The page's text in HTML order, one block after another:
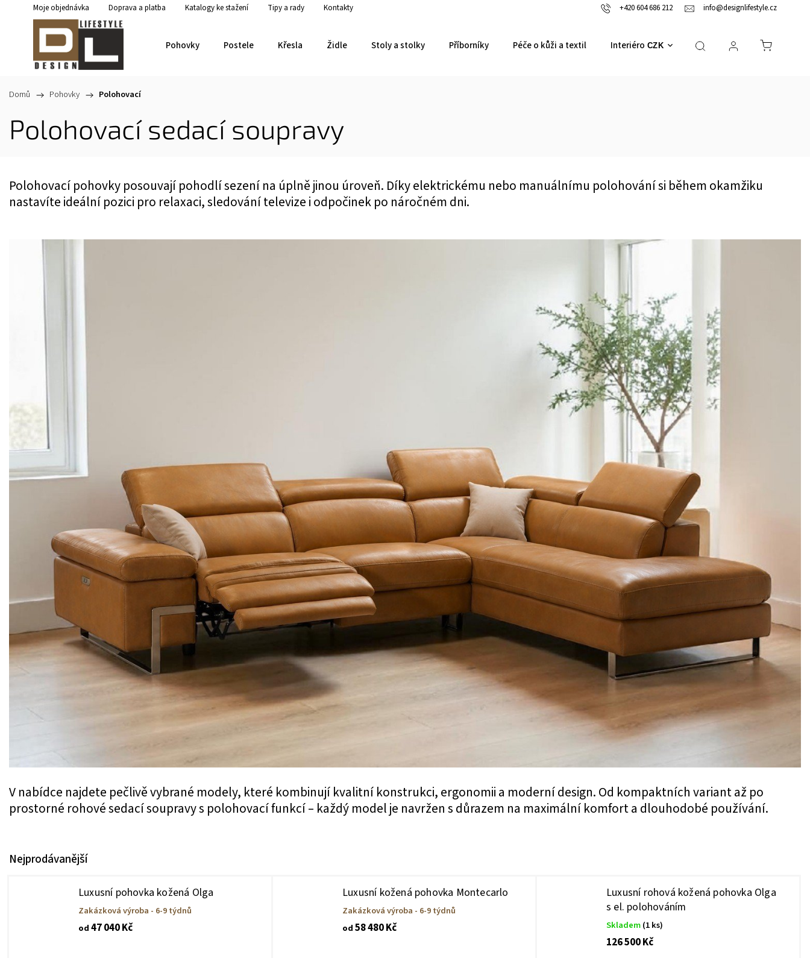
+420 604 686 212 info@designlifestyle.cz
Moje objednávka Doprava a platba Katalogy ke stažení Tipy a rady Kontakty
CZK
Pohovky Postele Křesla Židle Stoly a stolky Příborníky Péče o kůži a textil Interiérové doplňky
Domů / Pohovky / Polohovací
Polohovací sedací soupravy
Polohovací pohovky posouvají pohodlí sezení na úplně jinou úroveň. Díky elektrickému nebo manuálnímu polohování si během okamžiku
nastavíte ideální pozici pro relaxaci, sledování televize i odpočinek po náročném dni.
V nabídce najdete pečlivě vybrané modely, které kombinují kvalitní konstrukci, ergonomii a moderní design. Od kompaktních variant až po
prostorné rohové sedací soupravy s polohovací funkcí – každý model je navržen s důrazem na maximální komfort a dlouhodobé používání.
Nejprodávanější
Luxusní pohovka kožená Olga
Zakázková výroba - 6-9 týdnů
od 47 040 Kč
Luxusní kožená pohovka Montecarlo
Zakázková výroba - 6-9 týdnů
od 58 480 Kč
Luxusní rohová kožená pohovka Olga
s el. polohováním
Skladem(1 ks)
126 500 Kč